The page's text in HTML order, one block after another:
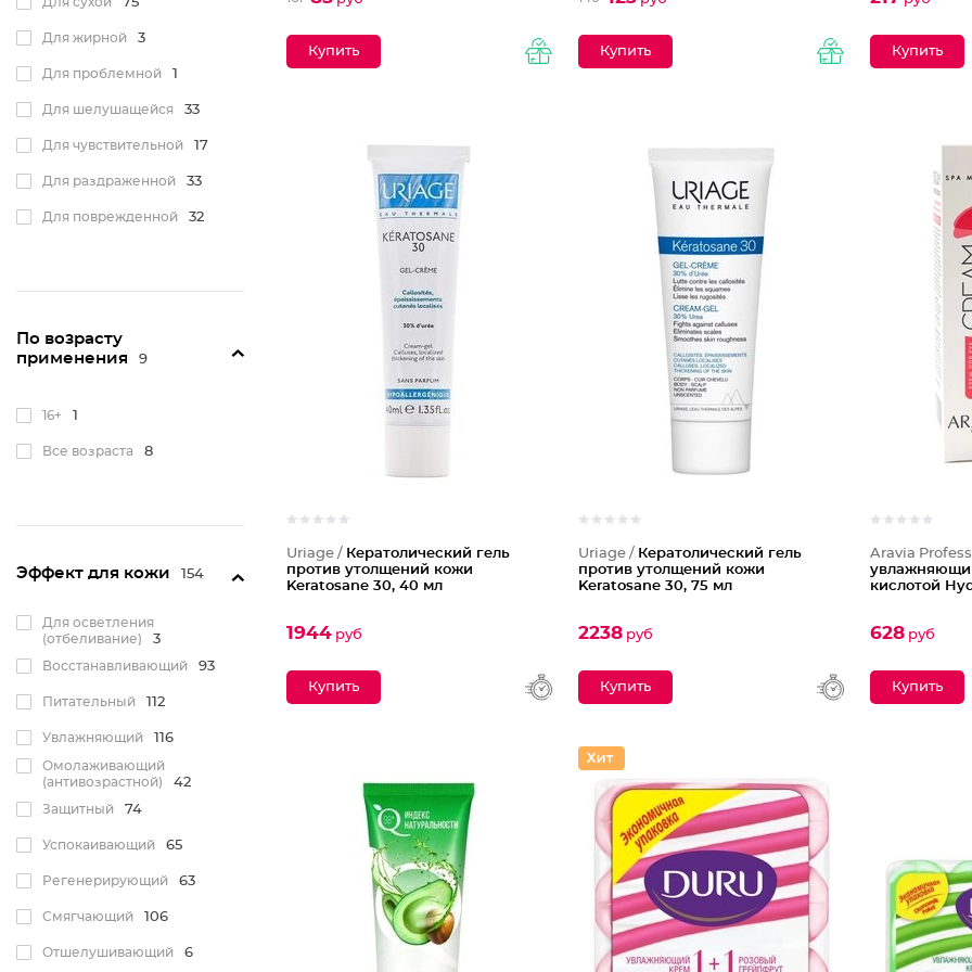
Для жирной 3
Для проблемной 1
Для шелушащейся 33
Для чувствительной 17
Для раздраженной 33
Для поврежденной 32
По возрасту
применения
9
16+ 1
Все возраста 8
Эффект для кожи 154
Для осветления
(отбеливание)
3
Восстанавливающий 93
Питательный 112
Увлажняющий 116
Омолаживающий
(антивозрастной)
42
Защитный 74
Успокаивающий 65
Регенерирующий 63
Смягчающий 106
Отшелушивающий 6
Uriage / Кератолический гель
против утолщений кожи
Keratosane 30, 40 мл
1944руб
Uriage / Кератолический гель
против утолщений кожи
Keratosane 30, 75 мл
2238руб
Aravia
кислотой
628 руб